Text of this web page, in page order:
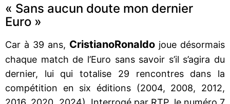
« Sans aucun doute mon dernier
Euro »
Car à 39 ans, CristianoRonaldo joue désormais
chaque match de l’Euro sans savoir s’il s’agira du
dernier, lui qui totalise 29 rencontres dans la
compétition en six éditions (2004, 2008, 2012,